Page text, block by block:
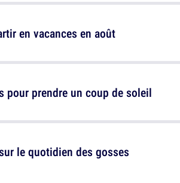
pour prendre un coup de soleil
en vacances en août
le quotidien des gosses